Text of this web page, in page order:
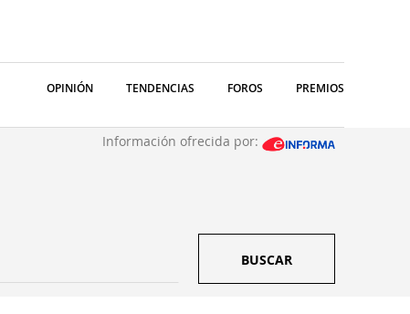
OPINIÓN TENDENCIAS FOROS PREMIOS
Información ofrecida por:
BUSCAR